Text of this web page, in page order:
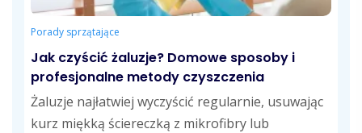
Porady sprzątające
Jak czyścić żaluzje? Domowe sposoby i
profesjonalne metody czyszczenia
Żaluzje najłatwiej wyczyścić regularnie, usuwając
kurz miękką ściereczką z mikrofibry lub